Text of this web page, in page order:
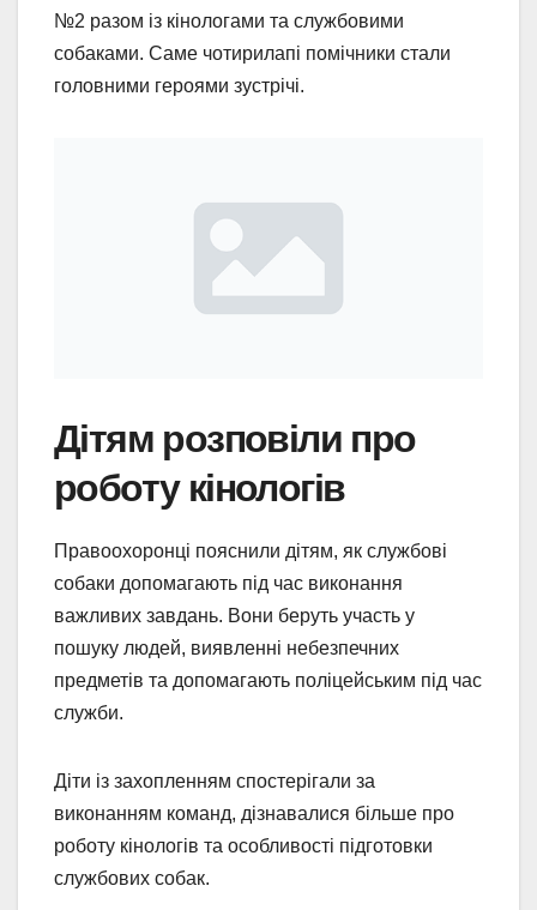
№2 разом із кінологами та службовими
собаками. Саме чотирилапі помічники стали
головними героями зустрічі.
Дітям розповіли про
роботу кінологів
Правоохоронці пояснили дітям, як службові
собаки допомагають під час виконання
важливих завдань. Вони беруть участь у
пошуку людей, виявленні небезпечних
предметів та допомагають поліцейським під час
служби.
Діти із захопленням спостерігали за
виконанням команд, дізнавалися більше про
роботу кінологів та особливості підготовки
службових собак.